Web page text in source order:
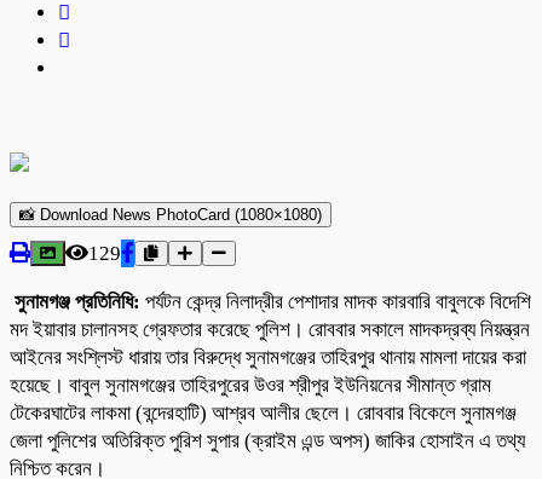
📸 Download News PhotoCard (1080×1080)
129
সুনামগঞ্জ প্রতিনিধি: পর্যটন কেন্দ্র নিলাদ্রীর পেশাদার মাদক কারবারি বাবুলকে বিদেশি
মদ ইয়াবার চালানসহ গ্রেফতার করেছে পুলিশ। রোববার সকালে মাদকদ্রব্য নিয়ন্ত্রন
আইনের সংশ্লিস্ট ধারায় তার বিরুদ্ধে সুনামগঞ্জের তাহিরপুর থানায় মামলা দায়ের করা
হয়েছে। বাবুল সুনামগঞ্জের তাহিরপুরের উওর শ্রীপুর ইউনিয়নের সীমান্ত গ্রাম
টেকেরঘাটের লাকমা (বন্দেরহাটি) আশ্রব আলীর ছেলে। রোববার বিকেলে সুনামগঞ্জ
জেলা পুলিশের অতিরিক্ত পুরিশ সুপার (ক্রাইম এন্ড অপস) জাকির হোসাইন এ তথ্য
নিশ্চিত করেন।